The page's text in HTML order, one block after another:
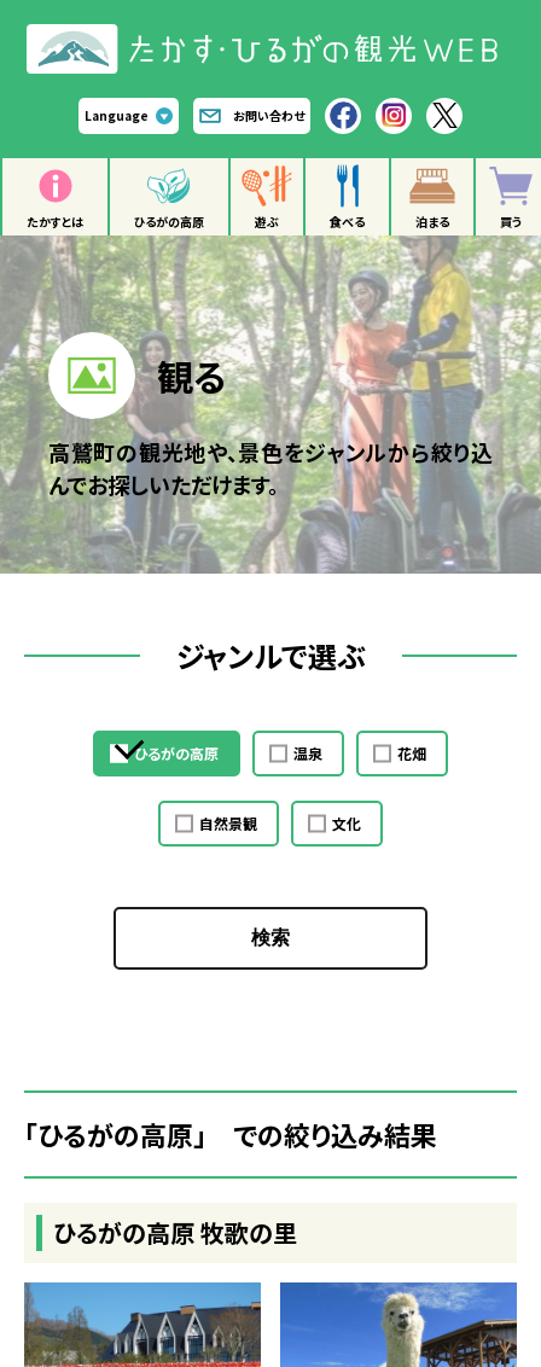
Language お問い合わせ
たかすとは ひるがの高原 遊ぶ 食べる 泊まる 買う
観る
高鷲町の観光地や、景色をジャンルから絞り込
んでお探しいただけます。
ジャンルで選ぶ
ひるがの高原 温泉 花畑
自然景観 文化
検索
「ひるがの高原」 での絞り込み結果
ひるがの高原 牧歌の里